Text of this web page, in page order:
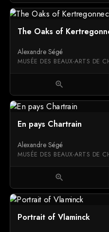
The Oaks of
Alexandre Ségé
MUSÉE DES BEAUX-ARTS DE
zoom_in
En pays Chartrain
Alexandre Ségé
MUSÉE DES BEAUX-ARTS DE
zoom_in
Portrait of Vlaminck